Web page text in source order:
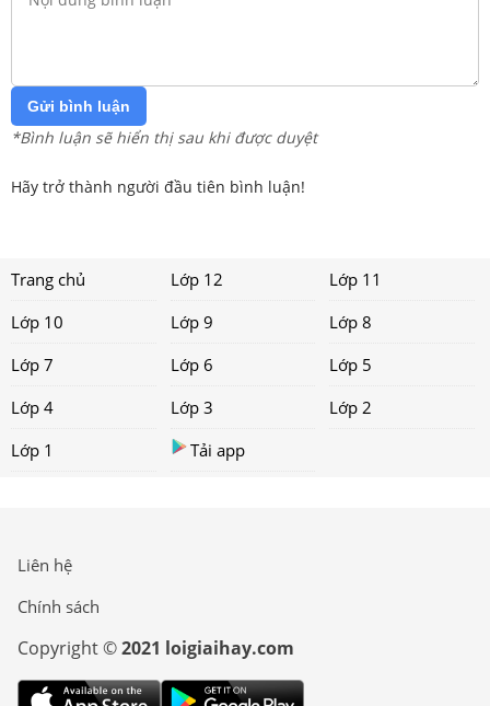
Gửi bình luận
*Bình luận sẽ hiển thị sau khi được duyệt
Hãy trở thành người đầu tiên bình luận!
Trang chủ Lớp 12
Lớp 11
Lớp 10
Lớp 9
Lớp 8
Lớp 7
Lớp 6
Lớp 5
Lớp 4
Lớp 3
Lớp 2
Lớp 1
Tải app
Liên hệ
Chính sách
Copyright ©2021 loigiaihay.com